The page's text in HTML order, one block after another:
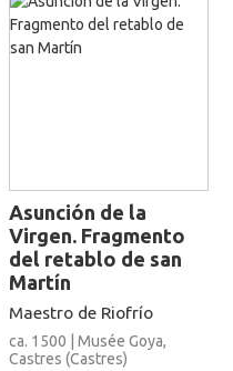
Asunción de la
Virgen. Fragmento
del retablo de san
Martín
Maestro de Riofrío
ca. 1500 | Musée Goya,
Castres (Castres)